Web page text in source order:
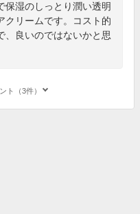
保湿のしっとり潤い透明
クリームです。コスト的
、良いのではないかと思
ト（3件）